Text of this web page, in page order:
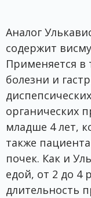
Аналог
содержит
Применяется в
болезни и
органических
младше 4 лет,
также
почек. Как и
едой, от 2 до 4
длительность